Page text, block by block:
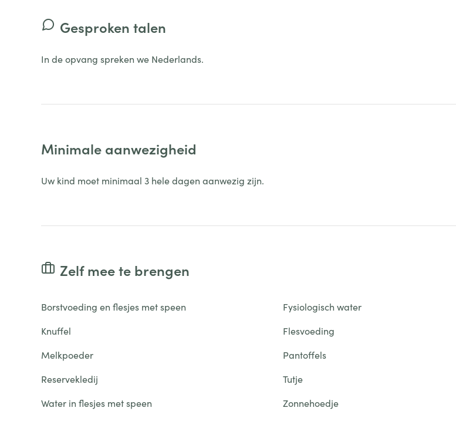
Gesproken talen
In de opvang spreken we Nederlands.
Minimale aanwezigheid
Uw kind moet minimaal 3 hele dagen aanwezig zijn.
Zelf mee te brengen
Borstvoeding en flesjes met speen
Fysiologisch water
Knuffel
Flesvoeding
Melkpoeder
Pantoffels
Reservekledij
Tutje
Water in flesjes met speen
Zonnehoedje